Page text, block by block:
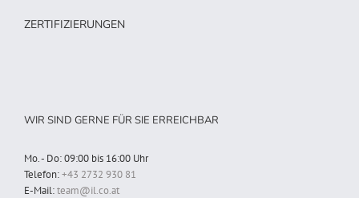
ZERTIFIZIERUNGEN
WIR SIND GERNE FÜR SIE ERREICHBAR
Mo. - Do: 09:00 bis 16:00 Uhr
Telefon:+43 2732 930 81
E-Mail:team@il.co.at